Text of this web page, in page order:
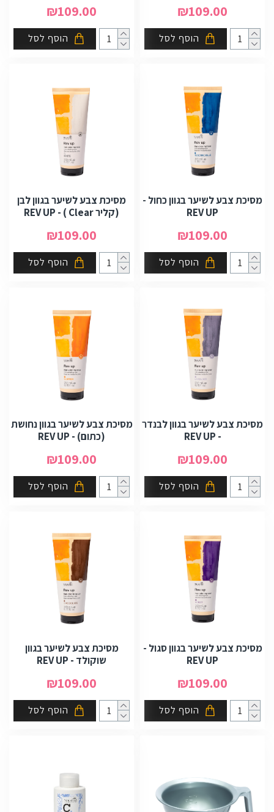
₪109.00
הוסף לסל
₪109.00
הוסף לסל
מסיכת צבע לשיער בגוון כחול -
REV UP
₪109.00
הוסף לסל
מסיכת צבע לשיער בגוון לבן
(קליר Clear ) - REV UP
₪109.00
הוסף לסל
מסיכת צבע לשיער בגוון לבנדר
- REV UP
₪109.00
הוסף לסל
מסיכת צבע לשיער בגוון נחושת
(כתום) - REV UP
₪109.00
הוסף לסל
מסיכת צבע לשיער בגוון סגול -
REV UP
₪109.00
הוסף לסל
מסיכת צבע לשיער בגוון
שוקולד - REV UP
₪109.00
הוסף לסל